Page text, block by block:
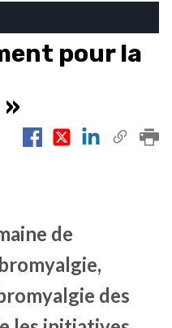
pour la
de
des